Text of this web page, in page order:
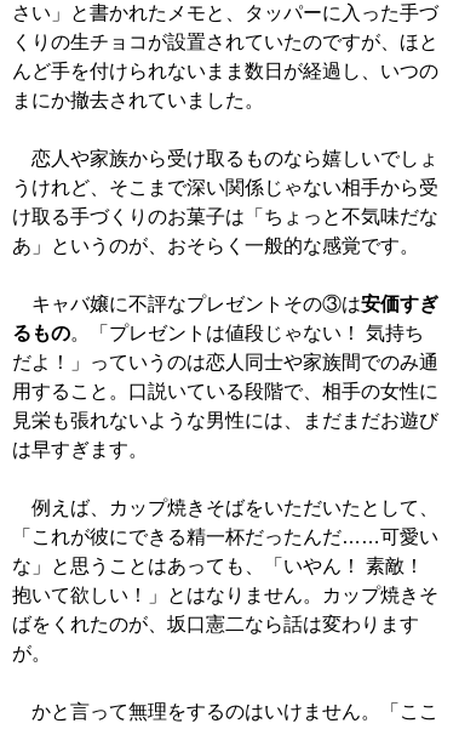
さい」と書かれたメモと、タッパーに入った手づ
くりの生チョコが設置されていたのですが、ほと
んど手を付けられないまま数日が経過し、いつの
まにか撤去されていました。
恋人や家族から受け取るものなら嬉しいでしょ
うけれど、そこまで深い関係じゃない相手から受
け取る手づくりのお菓子は「ちょっと不気味だな
あ」というのが、おそらく一般的な感覚です。
キャバ嬢に不評なプレゼントその③は安価すぎ
るもの。「プレゼントは値段じゃない！ 気持ち
だよ！」っていうのは恋人同士や家族間でのみ通
用すること。口説いている段階で、相手の女性に
見栄も張れないような男性には、まだまだお遊び
は早すぎます。
例えば、カップ焼きそばをいただいたとして、
「これが彼にできる精一杯だったんだ……可愛い
な」と思うことはあっても、「いやん！ 素敵！
抱いて欲しい！」とはなりません。カップ焼きそ
ばをくれたのが、坂口憲二なら話は変わります
が。
かと言って無理をするのはいけません。「ここ